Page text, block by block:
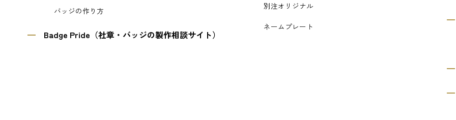
バッジの作り方
Badge Pride（社章・バッジの製作相談サイト）
別注オリジナル
ネームプレート